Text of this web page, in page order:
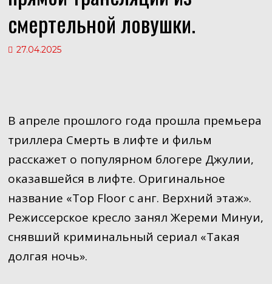
смертельной ловушки.
27.04.2025
В апреле прошлого года прошла премьера
триллера Смерть в лифте и фильм
расскажет о популярном блогере Джулии,
оказавшейся в лифте. Оригинальное
название «Top Floor с анг. Верхний этаж».
Режиссерское кресло занял Жереми Минуи,
снявший криминальный сериал «Такая
долгая ночь».